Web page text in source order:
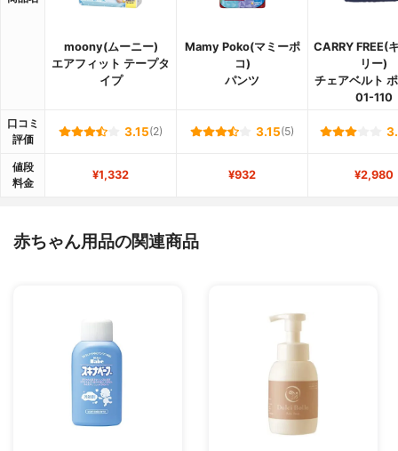
moony(ムーニー)
エアフィット テープタ
イプ
Mamy Poko(マミーポ
コ)
パンツ
CARRY FREE(
リー)
チェアベルト
01-110
口コミ
評価
3.15(2) 3.15(5)
値段
料金
¥1,332 ¥932 ¥2,980
赤ちゃん用品の関連商品